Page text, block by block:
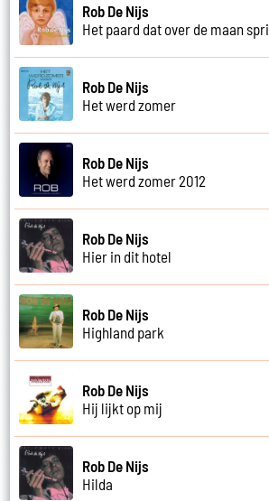
Rob De Nijs
Het paard dat over de maan
Rob De Nijs
Het werd zomer
Rob De Nijs
Het werd zomer 2012
Rob De Nijs
Hier in dit hotel
Rob De Nijs
Highland park
Rob De Nijs
Hij lijkt op mij
Rob De Nijs
Hilda